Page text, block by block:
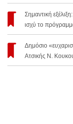
Σημαντική
ισχύ το
Δημόσιο
Ατσικής Ν.